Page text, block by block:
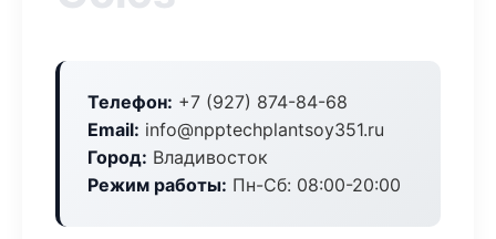
Телефон: +7 (927) 874-84-68
Email: info@npptechplantsoy351.ru
Город: Владивосток
Режим работы: Пн-Сб: 08:00-20:00